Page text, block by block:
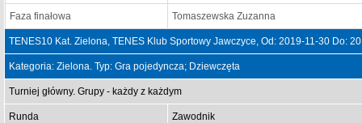
Faza finałowa Tomaszewska Zuzanna
TENES10 Kat. Zielona, TENES Klub Sportowy Jawczyce, Od: 2019-11-30 Do:
Kategoria: Zielona. Typ: Gra pojedyncza; Dziewczęta
Turniej główny. Grupy - każdy z każdym
Runda Zawodnik